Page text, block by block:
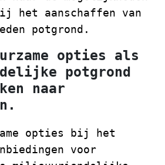
het aanschaffen van
potgrond.
opties als
potgrond
naar
opties bij het
voor